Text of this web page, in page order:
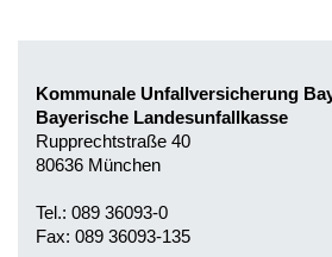
Kommunale Unfallversicherung
Bayerische Landesunfallkasse
Rupprechtstraße 40
80636 München
Tel.: 089 36093-0
Fax: 089 36093-135